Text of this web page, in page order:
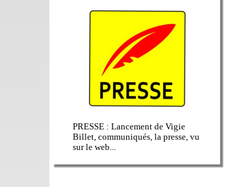
PRESSE : Lancement de Vigie
Billet, communiqués, la presse, vu
sur le web...